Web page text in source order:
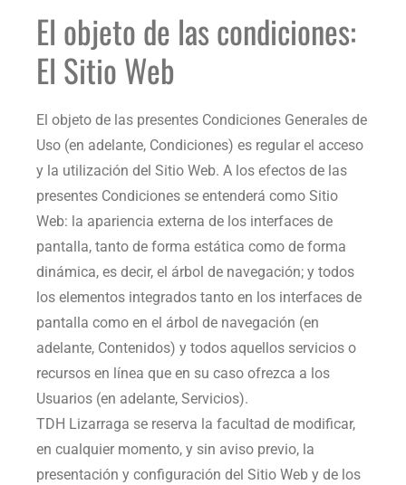
El objeto de las condiciones:
El Sitio Web
El objeto de las presentes Condiciones Generales de
Uso (en adelante, Condiciones) es regular el acceso
y la utilización del Sitio Web. A los efectos de las
presentes Condiciones se entenderá como Sitio
Web: la apariencia externa de los interfaces de
pantalla, tanto de forma estática como de forma
dinámica, es decir, el árbol de navegación; y todos
los elementos integrados tanto en los interfaces de
pantalla como en el árbol de navegación (en
adelante, Contenidos) y todos aquellos servicios o
recursos en línea que en su caso ofrezca a los
Usuarios (en adelante, Servicios).
TDH Lizarraga se reserva la facultad de modificar,
en cualquier momento, y sin aviso previo, la
presentación y configuración del Sitio Web y de los